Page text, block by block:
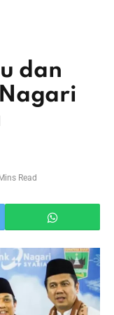
dan
Read